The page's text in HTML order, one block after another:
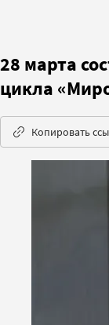
28 марта
цикла
Копировать